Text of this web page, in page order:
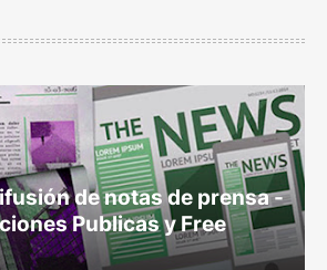
de notas de prensa -
Publicas y Free